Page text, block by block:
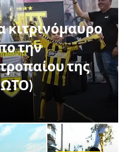
κιτρινόμαυρο
την
της